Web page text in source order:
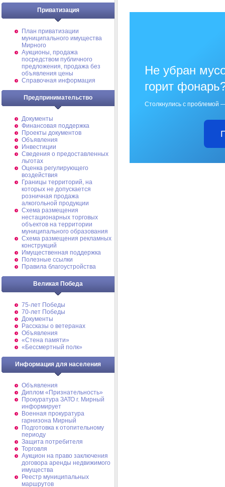
Приватизация
План приватизации
муниципального имущества
Мирного
Аукционы, продажа
посредством публичного
предложения, продажа без
объявления цены
Справочная информация
Предпринимательство
Документы
Финансовая поддержка
Проекты документов
Объявления
Инвестиции
Сведения о предоставленных
льготах
Оценка регулирующего
воздействия
Границы территорий, на
которых не допускается
розничная продажа
алкогольной продукции
Схема размещения
нестационарных торговых
объектов на территории
муниципального образования
Схема размещения рекламных
конструкций
Имущественная поддержка
Полезные ссылки
Правила благоустройства
Великая Победа
75-лет Победы
70-лет Победы
Документы
Рассказы о ветеранах
Объявления
«Стена памяти»
«Бессмертный полк»
Информация для населения
Объявления
Диплом «Признательность»
Прокуратура ЗАТО г. Мирный
информирует
Военная прокуратура
гарнизона Мирный
Подготовка к отопительному
периоду
Защита потребителя
Торговля
Аукцион на право заключения
договора аренды недвижимого
имущества
Реестр муниципальных
маршрутов
Не убран
горит
Столкнулись с проблемой